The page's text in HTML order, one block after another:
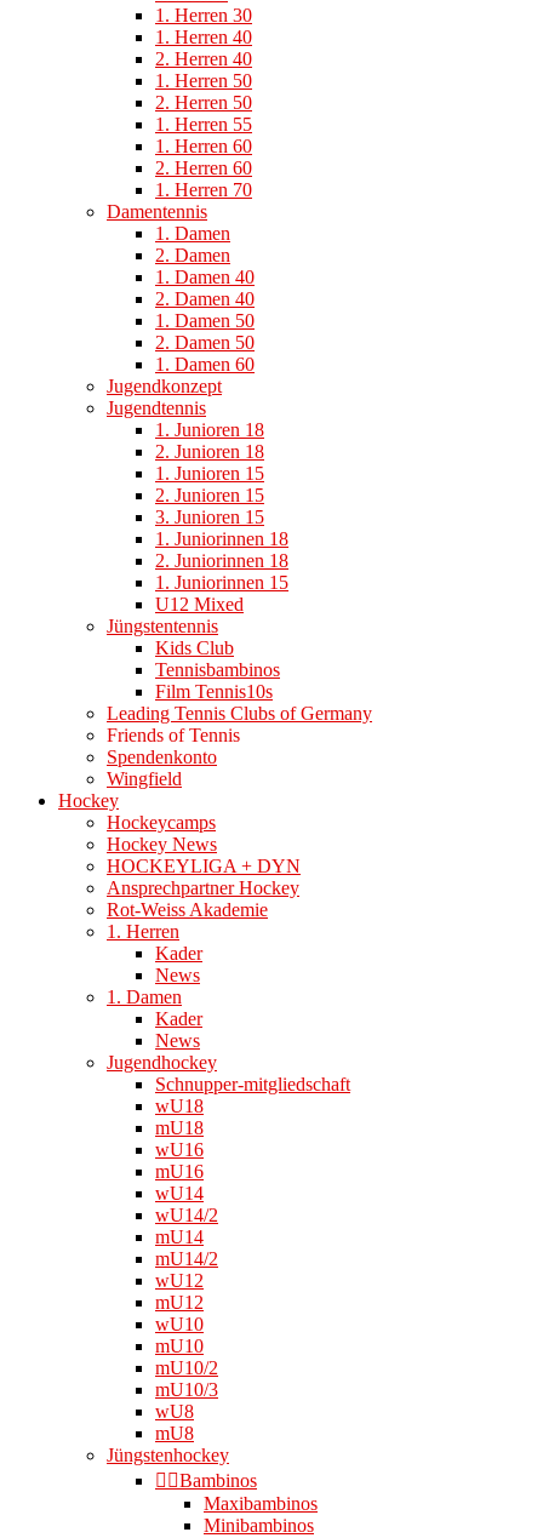
1. Herren 30
1. Herren 40
2. Herren 40
1. Herren 50
2. Herren 50
1. Herren 55
1. Herren 60
2. Herren 60
1. Herren 70
Damentennis
1. Damen
2. Damen
1. Damen 40
2. Damen 40
1. Damen 50
2. Damen 50
1. Damen 60
Jugendkonzept
Jugendtennis
1. Junioren 18
2. Junioren 18
1. Junioren 15
2. Junioren 15
3. Junioren 15
1. Juniorinnen 18
2. Juniorinnen 18
1. Juniorinnen 15
U12 Mixed
Jüngstentennis
Kids Club
Tennisbambinos
Film Tennis10s
Leading Tennis Clubs of Germany
Friends of Tennis
Spendenkonto
Wingfield
Hockey
Hockeycamps
Hockey News
HOCKEYLIGA + DYN
Ansprechpartner Hockey
Rot-Weiss Akademie
1. Herren
Kader
News
1. Damen
Kader
News
Jugendhockey
Schnupper-mitgliedschaft
wU18
mU18
wU16
mU16
wU14
wU14/2
mU14
mU14/2
wU12
mU12
wU10
mU10
mU10/2
mU10/3
wU8
mU8
Jüngstenhockey
👉🏻Bambinos
Maxibambinos
Minibambinos